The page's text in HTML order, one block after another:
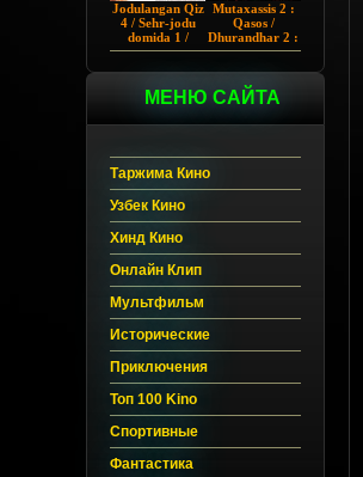
Jodulangan Qiz
4 / Sehr-jodu
domida 1 /
Egallangan 1 /
Hind kino
Uzbek tilida
Mutaxassis 2 :
Qasos /
Dhurandhar 2 :
Intiqom 2026
МЕНЮ САЙТА
Таржима Кино
Узбек Кино
Хинд Кино
Онлайн Клип
Мультфильм
Исторические
Приключения
Топ 100 Kino
Спортивные
Фантастика